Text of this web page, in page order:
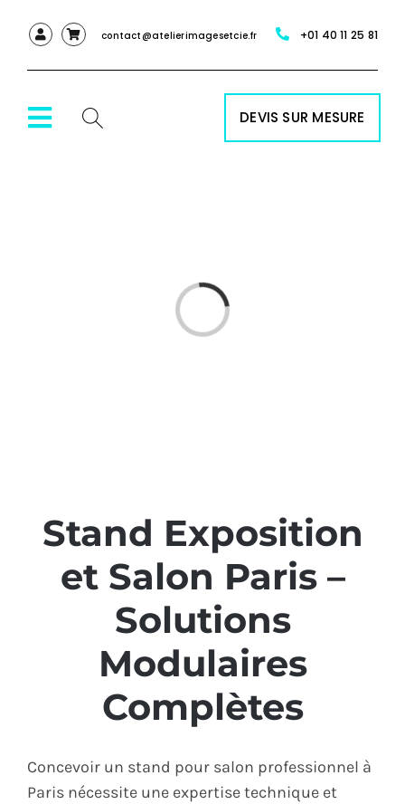
contact@atelierimagesetcie.fr +01 40 11 25 81
Toggle
DEVIS SUR MESURE
Chargement…
Stand Exposition
et Salon Paris –
Solutions
Modulaires
Complètes
Concevoir un stand pour salon professionnel à
Paris nécessite une expertise technique et